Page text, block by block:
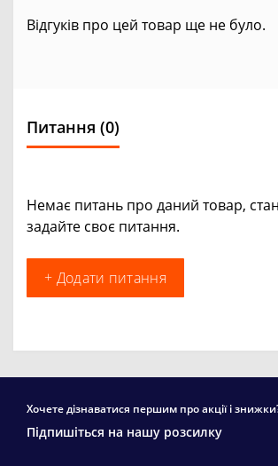
Відгуків про цей товар ще не було.
Питання (0)
Немає питань про даний товар,
задайте своє питання.
+ Додати питання
Хочете дізнаватися першим про акції і
Підпишіться на нашу розсилку